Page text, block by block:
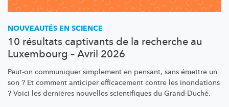
NOUVEAUTÉS EN SCIENCE
10 résultats captivants de la recherche au
Luxembourg – Avril 2026
Peut-on communiquer simplement en pensant, sans émettre un
son ? Et comment anticiper efficacement contre les inondations
? Voici les dernières nouvelles scientifiques du Grand-Duché.